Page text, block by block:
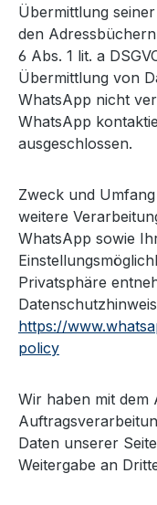
Übermittlung
den
6 Abs. 1 lit. a
Übermittlung von
WhatsApp nicht
WhatsApp
ausgeschlossen.
Zweck und
weitere
WhatsApp sowie
Privatsphäre
https://
policy
Wir haben mit dem
Daten unserer
Weitergabe an